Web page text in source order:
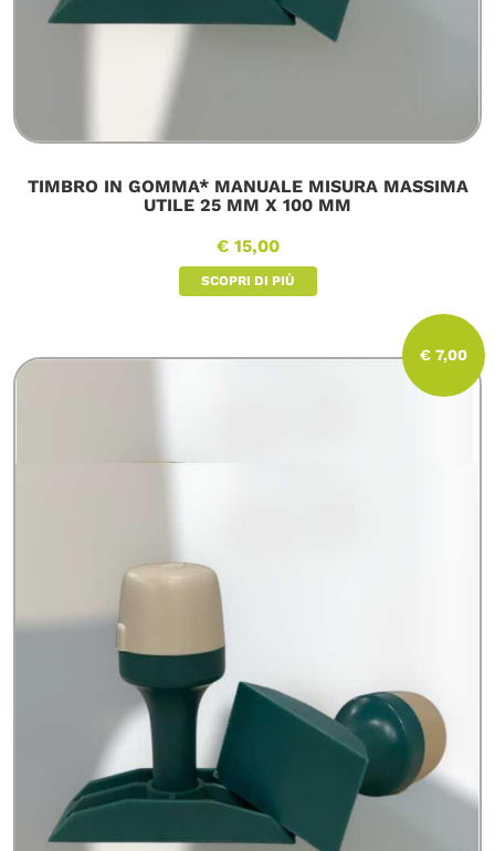
TIMBRO IN GOMMA* MANUALE MISURA MASSIMA
UTILE 25 MM X 100 MM
€ 15,00
SCOPRI DI PIÙ
€ 7,00